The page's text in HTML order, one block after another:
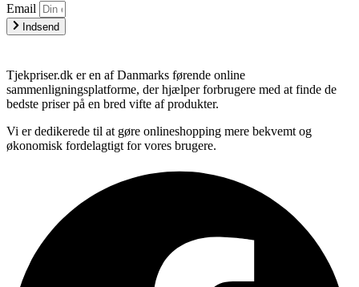
Email
Indsend
Tjekpriser.dk er en af Danmarks førende online
sammenligningsplatforme, der hjælper forbrugere med at finde de
bedste priser på en bred vifte af produkter.
Vi er dedikerede til at gøre onlineshopping mere bekvemt og
økonomisk fordelagtigt for vores brugere.